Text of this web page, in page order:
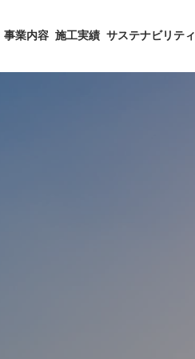
事業内容 施工実績 サステナビリティ